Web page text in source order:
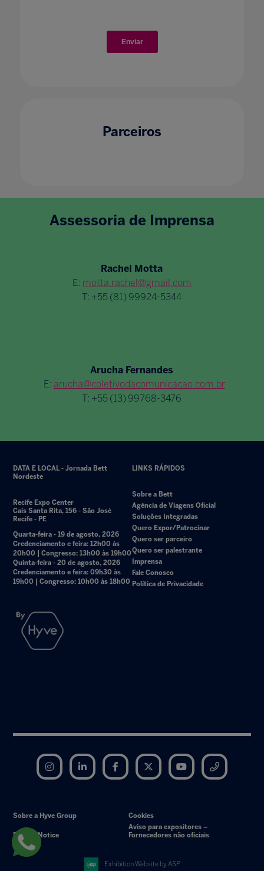
Parceiros
Assessoria de Imprensa
Rachel Motta
E: motta.rachel@gmail.com
T: +55 (81) 99924-5344
Arucha Fernandes
E: arucha@coletivodacomunicacao.com.br
T: +55 (13) 99768-3476
DATA E LOCAL - Jornada Bett
Nordeste
Recife Expo Center
Cais Santa Rita, 156 - São José
Recife - PE
Quarta-feira - 19 de agosto, 2026
Credenciamento e feira: 12h00 às
20h00 | Congresso: 13h00 às 19h00
Quinta-feira - 20 de agosto, 2026
Credenciamento e feira: 09h30 às
19h00 | Congresso: 10h00 às 18h00
LINKS RÁPIDOS
Sobre a Bett
Agência de Viagens Oficial
Soluções Integradas
Quero Expor/Patrocinar
Quero ser parceiro
Quero ser palestrante
Imprensa
Fale Conosco
Política de Privacidade
Instagram LinkedIn Facebook Twitter YouTube
Sobre a Hyve Group Cookies
Privacy Notice
Aviso para expositores –
Fornecedores não oficiais
Exhibition Website by ASP